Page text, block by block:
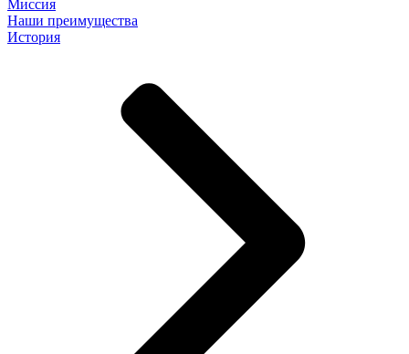
Миссия
Наши преимущества
История